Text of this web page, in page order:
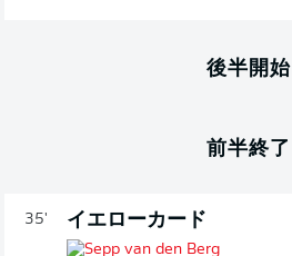
後半開始
前半終了
35' イエローカード